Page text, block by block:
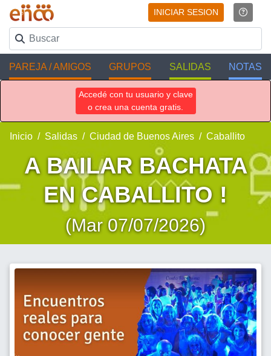
INICIAR SESION
PAREJA / AMIGOS GRUPOS SALIDAS NOTAS
Accedé con tu usuario y clave
o crea una cuenta gratis.
Inicio Salidas Ciudad de Buenos Aires Caballito
A BAILAR BACHATA
EN CABALLITO !
(Mar 07/07/2026)